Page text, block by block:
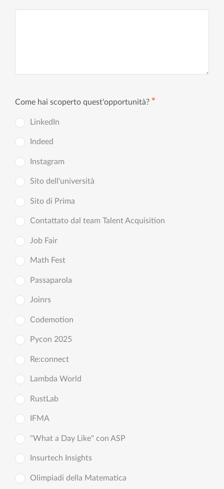
Come hai scoperto quest'opportunità? ✱
LinkedIn
Indeed
Instagram
Sito dell'università
Sito di Prima
Contattato dal team Talent Acquisition
Job Fair
Math Fest
Passaparola
Joinrs
Codemotion
Pycon 2025
Re:connect
Lambda World
RustLab
IFMA
"What a Day Like" con ASP
Insurtech Insights
Olimpiadi della Matematica